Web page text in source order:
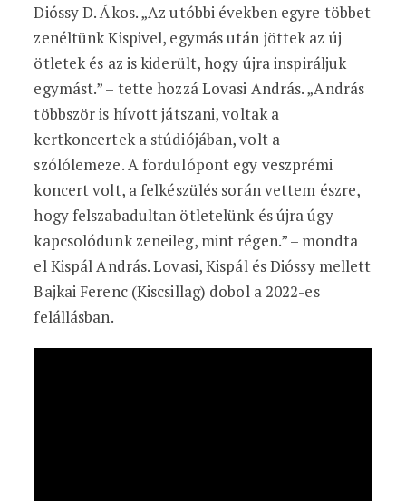
Dióssy D. Ákos. „Az utóbbi években egyre többet
zenéltünk Kispivel, egymás után jöttek az új
ötletek és az is kiderült, hogy újra inspiráljuk
egymást.” – tette hozzá Lovasi András. „András
többször is hívott játszani, voltak a
kertkoncertek a stúdiójában, volt a
szólólemeze. A fordulópont egy veszprémi
koncert volt, a felkészülés során vettem észre,
hogy felszabadultan ötletelünk és újra úgy
kapcsolódunk zeneileg, mint régen.” – mondta
el Kispál András. Lovasi, Kispál és Dióssy mellett
Bajkai Ferenc (Kiscsillag) dobol a 2022-es
felállásban.